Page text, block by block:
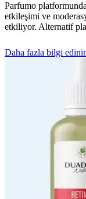
Parfumo
etkileşimi ve
etkiliyor. Alternatif
Daha fazla bilgi